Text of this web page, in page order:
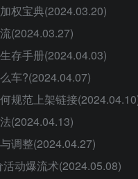
权宝典(2024.03.20)
(2024.03.27)
存手册(2024.04.03)
车?(2024.04.07)
规范上架链接
(2024.04.13)
调整(2024.04.27)
活动爆流术(2024.05.08)